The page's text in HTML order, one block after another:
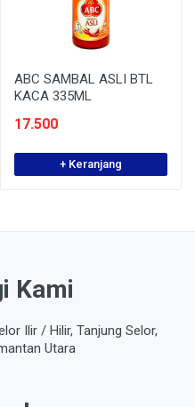
ABC SAMBAL ASLI BTL
KACA 335ML
17.500
+ Keranjang
Kami
Ilir / Hilir, Tanjung Selor,
Utara